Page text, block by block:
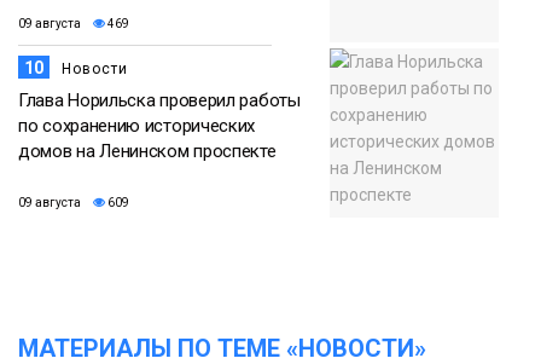
09 августа 469
10 Новости
Глава Норильска проверил работы
по сохранению исторических
домов на Ленинском проспекте
09 августа 609
МАТЕРИАЛЫ ПО ТЕМЕ «НОВОСТИ»